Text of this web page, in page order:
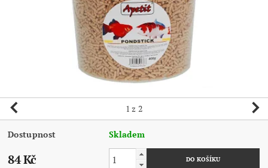
1 z 2
Dostupnost Skladem
84 Kč